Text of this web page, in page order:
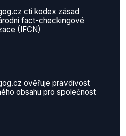
ctí kodex zásad
fact-checkingové
(IFCN)
ověřuje pravdivost
obsahu pro společnost